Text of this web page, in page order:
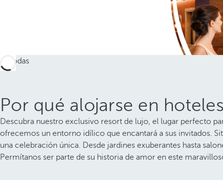
Por qué alojarse en
Descubra nuestro exclusivo resort de lujo, el lugar perfecto
ofrecemos un entorno idílico que encantará a sus invitados.
una celebración única. Desde jardines exuberantes hasta
Permítanos ser parte de su historia de amor en este